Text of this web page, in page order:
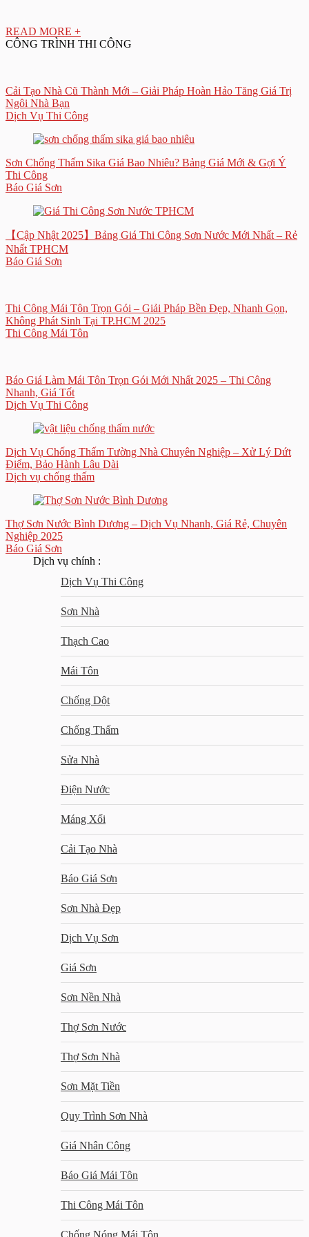
READ MORE +
CÔNG TRÌNH THI CÔNG
Cải Tạo Nhà Cũ Thành Mới – Giải Pháp Hoàn Hảo Tăng Giá Trị
Ngôi Nhà Bạn
Dịch Vụ Thi Công
Sơn Chống Thấm Sika Giá Bao Nhiêu? Bảng Giá Mới & Gợi Ý
Thi Công
Báo Giá Sơn
【Cập Nhật 2025】Bảng Giá Thi Công Sơn Nước Mới Nhất – Rẻ
Nhất TPHCM
Báo Giá Sơn
Thi Công Mái Tôn Trọn Gói – Giải Pháp Bền Đẹp, Nhanh Gọn,
Không Phát Sinh Tại TP.HCM 2025
Thi Công Mái Tôn
Báo Giá Làm Mái Tôn Trọn Gói Mới Nhất 2025 – Thi Công
Nhanh, Giá Tốt
Dịch Vụ Thi Công
Dịch Vụ Chống Thấm Tường Nhà Chuyên Nghiệp – Xử Lý Dứt
Điểm, Bảo Hành Lâu Dài
Dịch vụ chống thấm
Thợ Sơn Nước Bình Dương – Dịch Vụ Nhanh, Giá Rẻ, Chuyên
Nghiệp 2025
Báo Giá Sơn
Dịch vụ chính :
Dịch Vụ Thi Công
Sơn Nhà
Thạch Cao
Mái Tôn
Chống Dột
Chống Thấm
Sửa Nhà
Điện Nước
Máng Xối
Cải Tạo Nhà
Báo Giá Sơn
Sơn Nhà Đẹp
Dịch Vụ Sơn
Giá Sơn
Sơn Nền Nhà
Thợ Sơn Nước
Thợ Sơn Nhà
Sơn Mặt Tiền
Quy Trình Sơn Nhà
Giá Nhân Công
Báo Giá Mái Tôn
Thi Công Mái Tôn
Chống Nóng Mái Tôn